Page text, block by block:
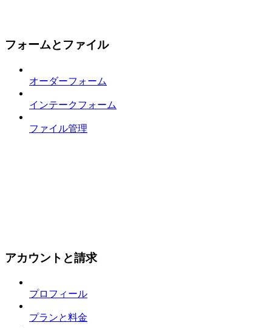
フォームとファイル
オーダーフォーム
インテークフォーム
ファイル管理
アカウントと請求
プロフィール
プランと料金